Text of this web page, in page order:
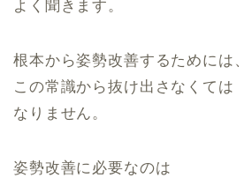
よく聞きます。
根本から姿勢改善するためには、
この常識から抜け出さなくては
なりません。
姿勢改善に必要なのは